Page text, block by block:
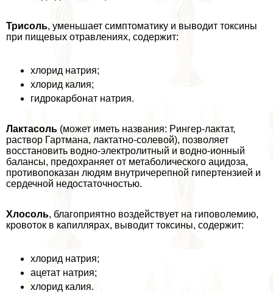
Трисоль, уменьшает симптоматику и выводит токсины
при пищевых отравлениях, содержит:
хлорид натрия;
хлорид калия;
гидрокарбонат натрия.
Лактасоль (может иметь названия: Рингер-лактат,
раствор Гартмана, лактатно-солевой), позволяет
восстановить водно-электролитный и водно-ионный
балансы, пpeдoxpaняет от метаболического ацидоза,
противопоказан людям внутричерепной гипертензией и
сердечной недостаточностью.
Хлосоль, благоприятно воздействует на гиповолемию,
кровоток в капиллярах, выводит токсины, содержит:
хлорид натрия;
ацетат натрия;
хлорид калия.